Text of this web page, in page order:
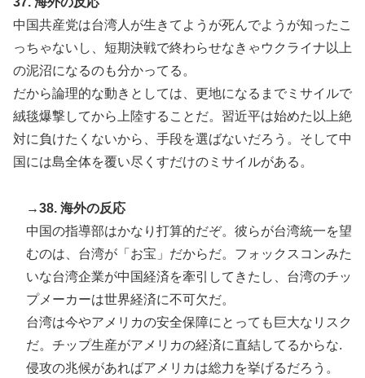
中国共産党は台湾人が生きてようが死んでようが知ったこ
っちゃないし、短期決戦で終わらせなきゃウクライナ以上
の泥沼になるのも分かってる。
だから論理的な動きとしては、更地になるまでミサイルで
絨毯爆撃してから上陸することだ。習近平は始めた以上絶
対に負けたくないから、手段を選ばないだろう。そして中
国には島全体を覆い尽くすだけのミサイルがある。
→38. 海外の反応
中国の指導部はかなり打算的だぞ。彼らが台湾統一を望
むのは、台湾が「お宝」だからだ。フォックスコンみた
いな台湾企業が中国経済を牽引してきたし、台湾のチッ
プメーカーは世界経済に不可欠だ。
台湾は今やアメリカの安全保障にとっても巨大なリスク
だ。チップ生産がアメリカの経済に直結してるからな.
侵攻の兆候があればアメリカは総力を挙げるだろう。